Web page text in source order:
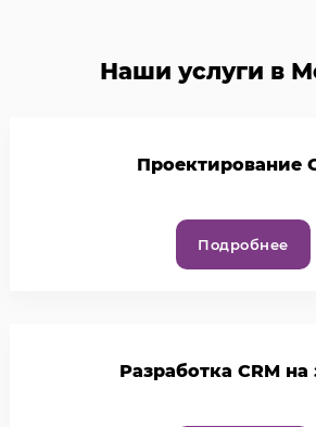
Наши услуги в
Проектирование
Подробнее
Разработка CRM на